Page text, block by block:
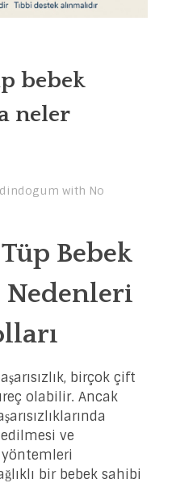
bebek
neler
with No
Bebek
Nedenleri
birçok çift
olabilir. Ancak
ve
bir bebek sahibi